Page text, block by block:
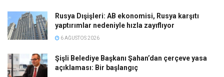
Rusya Dışişleri: AB ekonomisi, Rusya karşıtı
yaptırımlar nedeniyle hızla zayıflıyor
6 AĞUSTOS 2026
Şişli Belediye Başkanı Şahan’dan çerçeve yasa
açıklaması: Bir başlangıç